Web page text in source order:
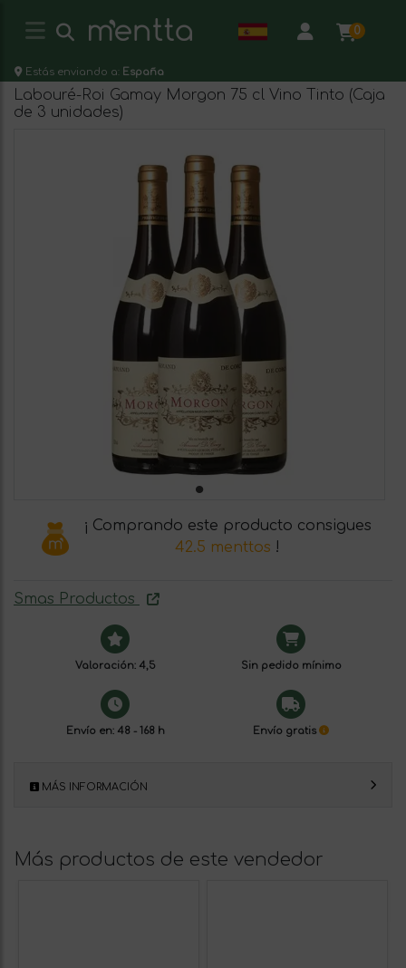
0
Estás enviando a: España
Labouré-Roi Gamay Morgon 75 cl Vino Tinto (Caja
de 3 unidades)
¡ Comprando este producto consigues
42.5 menttos !
Smas Productos
Valoración: 4,5 Sin pedido mínimo
Envío en: 48 - 168 h Envío gratis
MÁS INFORMACIÓN
Más productos de este vendedor